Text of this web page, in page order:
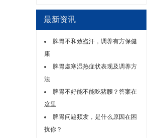
最新资讯
脾胃不和致盗汗，调养有方保健
康
脾胃虚寒湿热症状表现及调养方
法
脾胃不好能不能吃猪腰？答案在
这里
脾胃问题频发，是什么原因在困
扰你？